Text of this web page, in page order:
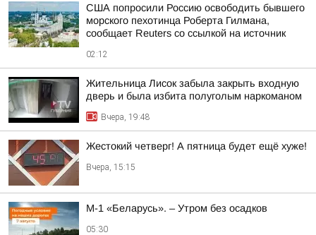
США попросили Россию освободить бывшего
морского пехотинца Роберта Гилмана,
сообщает Reuters со ссылкой на источник
02:12
Жительница Лисок забыла закрыть входную
дверь и была избита полуголым наркоманом
Вчера, 19:48
Жестокий четверг! А пятница будет ещё хуже!
Вчера, 15:15
М-1 «Беларусь». – Утром без осадков
05:30